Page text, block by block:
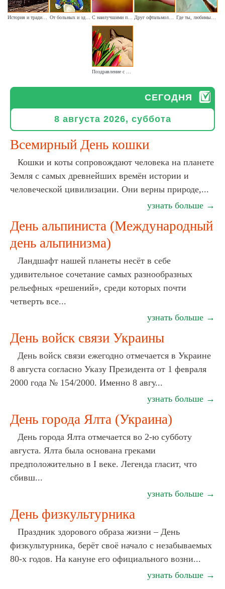
СЕГОДНЯ
8 августа 2026, суббота
Всемирный День кошки
Кошки и коты сопровождают человека на планете
Земля с самых древнейших времён истории и
человеческой цивилизации. Они верны природе,...
узнать больше →
День альпиниста (Международный
день альпинизма)
Ландшафт нашей планеты несёт в себе
удивительное сочетание самых разнообразных
рельефных «решений», среди которых почти
четверть все...
узнать больше →
День войск связи Украины
День войск связи ежегодно отмечается в Украине
8 августа согласно Указу Президента от 1 февраля
2000 года № 154/2000. Именно 8 авгу...
узнать больше →
День города Ялта (Украина)
День города Ялта отмечается во 2-ю субботу
августа. Ялта была основана греками
предположительно в I веке. Легенда гласит, что
сбивш...
узнать больше →
День физкультурника
Праздник здорового образа жизни – День
физкультурника, берёт своё начало с незабываемых
80-х годов. На кануне его официального возни...
узнать больше →